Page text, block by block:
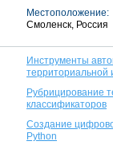
Местоположение:
Смоленск, Россия
Инструменты
территориальной
Рубрицирование
классификаторов
Создание
Python